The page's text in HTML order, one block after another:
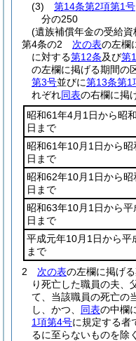
(3)
第14条第2項第1号
分の250
(遺族補償年金の受給
第4条の2
次の表の左欄
に対する第12条及び第
の左欄に掲げる期間の
第3号並びに第13条第1
れぞれ同表の右欄に掲
昭和61年4月1日から昭
日まで
昭和61年10月1日から
日まで
昭和62年10月1日から
日まで
昭和63年10月1日から
日まで
平成元年10月1日から平
まで
2 次の表の左欄に掲げ
り死亡した職員の夫、
て、当該職員の死亡の
し、かつ、 同表の中欄
1項第4号に規定する者
るに至らないものを除